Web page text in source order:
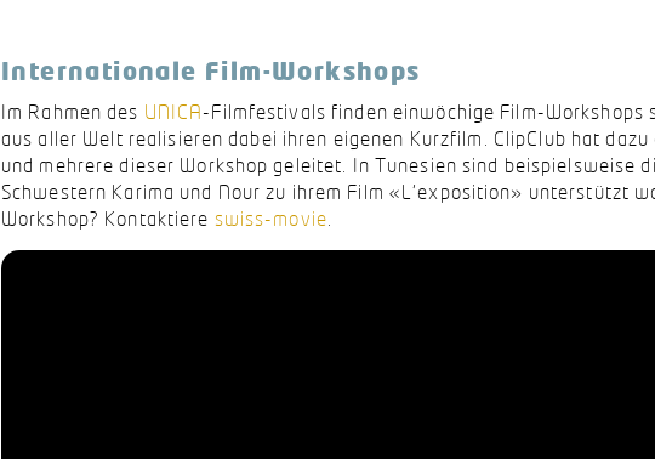
Internationale Film-Workshops
Im Rahmen des UNICA-Filmfestivals finden einwöchige Film-Workshops
aus aller Welt realisieren dabei ihren eigenen Kurzfilm. ClipClub hat
und mehrere dieser Workshop geleitet. In Tunesien sind beispielsweise
Schwestern Karima und Nour zu ihrem Film «L'exposition» unterstützt
Workshop? Kontaktiere swiss-movie.